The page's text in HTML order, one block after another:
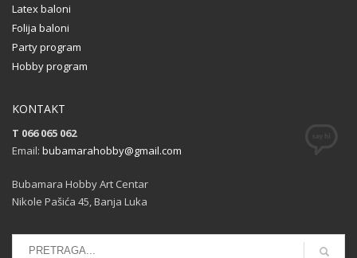
Latex baloni
Folija baloni
Party program
Hobby program
KONTAKT
T 066 065 062
Email: bubamarahobby@gmail.com
Bubamara Hobby Art Centar
Nikole Pašića 45, Banja Luka